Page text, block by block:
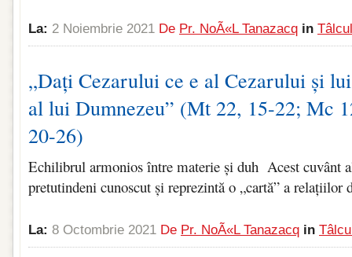
La: 2 Noiembrie 2021 De Pr. NoÃ«l Tanazacq in
„Dați Cezarului ce e al Cezarului și
al lui Dumnezeu” (Mt 22, 15-22; Mc
20-26)
Echilibrul armonios între materie și duh Acest cuvânt
pretutindeni cunoscut și reprezintă o „cartă” a relațiilor
La: 8 Octombrie 2021 De Pr. NoÃ«l Tanazacq in